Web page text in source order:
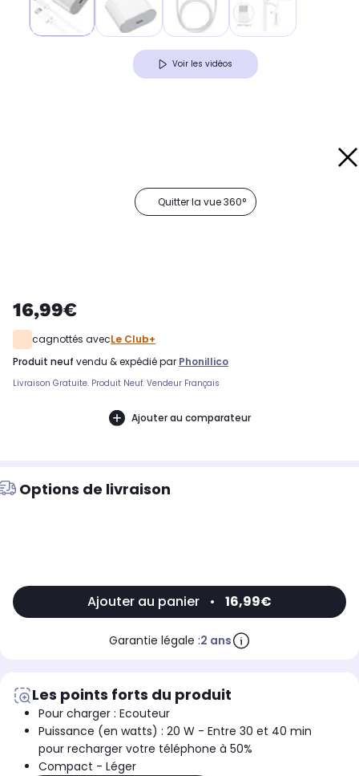
Voir les vidéos
Quitter la vue 360°
16,99€
cagnottés avecLe Club+
produit neuf vendu & expédié par Phonillico
Livraison Gratuite. Produit Neuf. Vendeur Français
Ajouter au comparateur
Options de livraison
Ajouter au panier • 16,99€
Garantie légale :2 ans
Les points forts du produit
Pour charger : Ecouteur
Puissance (en watts) : 20 W - Entre 30 et 40 min
pour recharger votre téléphone à 50%
Compact - Léger